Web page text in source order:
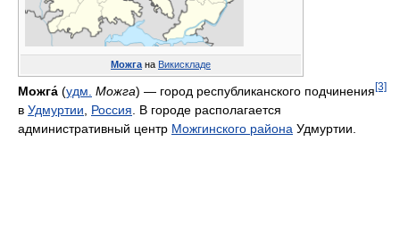
Можга на Викискладе
Можга́ (удм. Можга) — город республиканского подчинения[3]
в Удмуртии Россия . В городе располагается
административный центр Можгинского района Удмуртии.